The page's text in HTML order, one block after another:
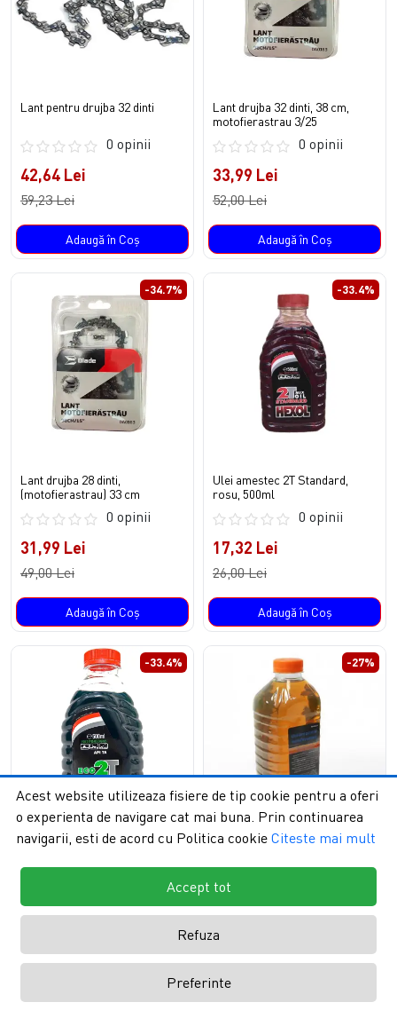
Lant pentru drujba 32 dinti
0 opinii
42,64 Lei
59,23 Lei
Adaugă în Coş
Lant drujba 32 dinti, 38 cm,
motofierastrau 3/25
0 opinii
33,99 Lei
52,00 Lei
Adaugă în Coş
-34.7%
Lant drujba 28 dinti,
(motofierastrau) 33 cm
0 opinii
31,99 Lei
49,00 Lei
Adaugă în Coş
-33.4%
Ulei amestec 2T Standard,
rosu, 500ml
0 opinii
17,32 Lei
26,00 Lei
Adaugă în Coş
-33.4%
verde, 500ml
17,32 Lei
-27%
16,44 Lei
22,51 Lei
Acest website utilizeaza fisiere de tip cookie pentru a oferi
o experienta de navigare cat mai buna. Prin continuarea
navigarii, esti de acord cu Politica cookie Citeste mai mult
Accept tot
Refuza
Preferinte